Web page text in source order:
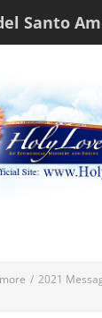
/ 2021
Santo